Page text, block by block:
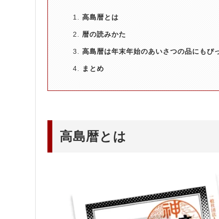
高島暦とは
暦の読みかた
高島暦は年末年始のあいさつの品にもぴ
まとめ
高島暦とは